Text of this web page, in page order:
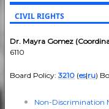
CIVIL RIGHTS
Dr. Mayra Gomez
6110
Board Policy:3210 (es|ru)
Non-Discrimination